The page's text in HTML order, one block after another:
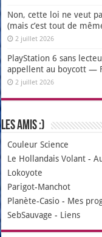
Non, cette loi ne veut
(mais c’est tout de
2 juillet 2026
PlayStation 6 sans
appellent au boycott —
2 juillet 2026
Les amis :)
Couleur Science
Le Hollandais Volant -
Lokoyote
Parigot-Manchot
Planète-Casio - Mes
SebSauvage - Liens